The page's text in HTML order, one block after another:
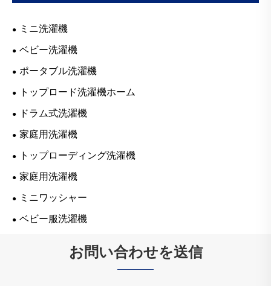
ミニ洗濯機
ベビー洗濯機
ポータブル洗濯機
トップロード洗濯機ホーム
ドラム式洗濯機
家庭用洗濯機
トップローディング洗濯機
家庭用洗濯機
ミニワッシャー
ベビー服洗濯機
お問い合わせを送信